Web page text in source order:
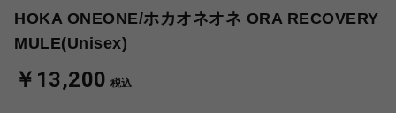
HOKA ONEONE/ホカオネオネ ORA RECOVERY
MULE(Unisex)
￥13,200 税込